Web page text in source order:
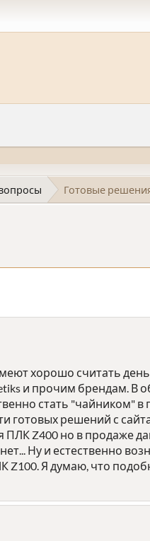
Готовые
хорошо считать
и прочим брендам.
стать "чайником"
готовых решений с
ПЛК Z400 но в продаже
Ну и естественно
Z100. Я думаю, что